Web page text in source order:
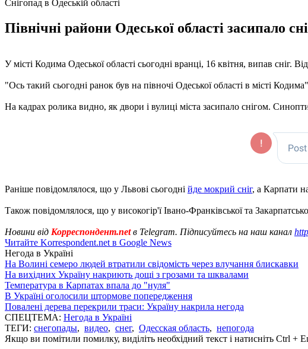
Снігопад в Одеській області
Північні райони Одеської області засипало
У місті Кодима Одеської області сьогодні вранці, 16 квітня, випав сніг.
"Ось такий сьогодні ранок був на півночі Одеської області в місті
На кадрах ролика видно, як двори і вулиці міста засипало снігом.
Раніше повідомлялося, що у Львові сьогодні йде мокрий сніг, а Карпати
Також повідомлялося, що у високогір'ї Івано-Франківської та
Новини від Корреспондент.netв Telegram. Підписуйтесь на наш канал
Читайте Korrespondent.net в Google News
Негода в Україні
На Волині семеро людей втратили свідомість через влучання блискавки
На вихідних Україну накриють дощі з грозами та шквалами
Температура в Карпатах впала до "нуля"
В Україні оголосили штормове попередження
Повалені дерева перекрили траси: Україну накрила негода
СПЕЦТЕМА: Негода в Україні
ТЕГИ: снегопады, видео, снег, Одесская область, непогода
Якщо ви помітили помилку, виділіть необхідний текст і натисніть Ctrl +